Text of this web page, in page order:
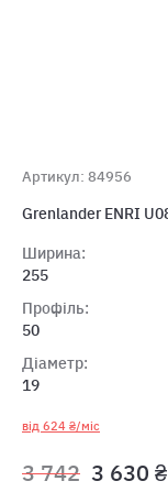
Артикул: 84956
Grenlander ENRI
Ширина:
255
Профіль:
50
Діаметр:
19
від 624 ₴/міс
3 742 3 630 ₴